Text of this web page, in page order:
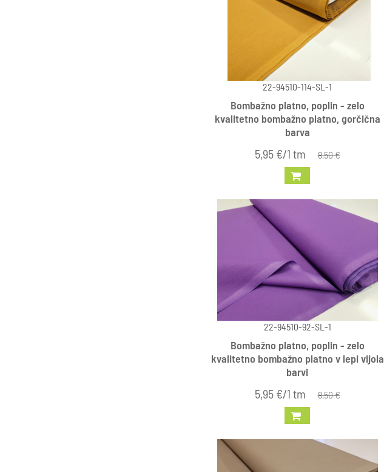
22-94510-114-SL-1
Bombažno platno, poplin - zelo
kvalitetno bombažno platno, gorčična
barva
5,95 €/1 tm 8,50 €
22-94510-92-SL-1
Bombažno platno, poplin - zelo
kvalitetno bombažno platno v lepi vijola
barvi
5,95 €/1 tm 8,50 €